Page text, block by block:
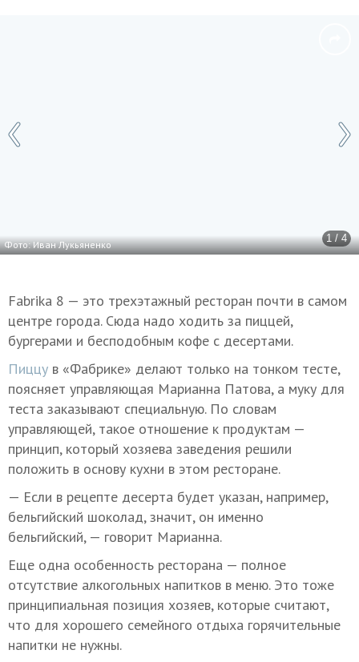
1 / 4
Фото: Иван Лукьяненко
Fabrika 8 — это трехэтажный ресторан почти в самом
центре города. Сюда надо ходить за пиццей,
бургерами и бесподобным кофе с десертами.
Пиццу в «Фабрике» делают только на тонком тесте,
поясняет управляющая Марианна Патова, а муку для
теста заказывают специальную. По словам
управляющей, такое отношение к продуктам —
принцип, который хозяева заведения решили
положить в основу кухни в этом ресторане.
— Если в рецепте десерта будет указан, например,
бельгийский шоколад, значит, он именно
бельгийский, — говорит Марианна.
Еще одна особенность ресторана — полное
отсутствие алкогольных напитков в меню. Это тоже
принципиальная позиция хозяев, которые считают,
что для хорошего семейного отдыха горячительные
напитки не нужны.